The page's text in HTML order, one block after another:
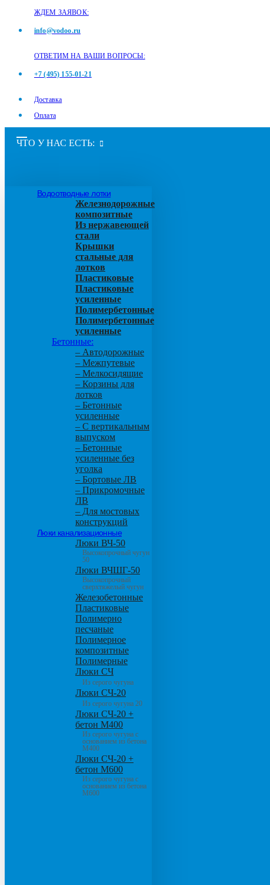
ЖДЕМ ЗАЯВОК:
info@vodoo.ru
ОТВЕТИМ НА ВАШИ ВОПРОСЫ:
+7 (495) 155-01-21
Доставка
Оплата
ЧТО У НАС ЕСТЬ:
Водоотводные лотки
Железнодорожные
композитные
Из нержавеющей
стали
Крышки
стальные для
лотков
Пластиковые
Пластиковые
усиленные
Полимербетонные
Полимербетонные
усиленные
Бетонные:
– Автодорожные
– Межпутевые
– Мелкосидящие
– Корзины для
лотков
– Бетонные
усиленные
– С вертикальным
выпуском
– Бетонные
усиленные без
уголка
– Бортовые ЛВ
– Прикромочные
ЛВ
– Для мостовых
конструкций
Люки канализационные
Люки ВЧ-50
Высокопрочный чугун
50
Люки ВЧШГ-50
Высокопрочный
сверхтяжелый чугун
Железобетонные
Пластиковые
Полимерно
песчаные
Полимерное
композитные
Полимерные
Люки СЧ
Из серого чугуна
Люки СЧ-20
Из серого чугуна 20
Люки СЧ-20 +
бетон М400
Из серого чугуна с
основанием из бетона
М400
Люки СЧ-20 +
бетон М600
Из серого чугуна с
основанием из бетона
М600